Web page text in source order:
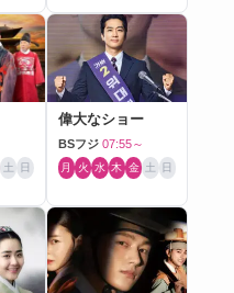
土 日
偉大なショー
BSフジ 07:55～
月 火 水 木 金 土 日